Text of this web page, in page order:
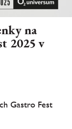
na
2025 v
Gastro Fest